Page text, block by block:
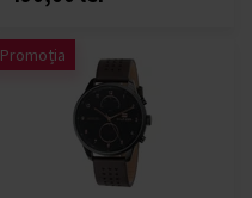
Promoția